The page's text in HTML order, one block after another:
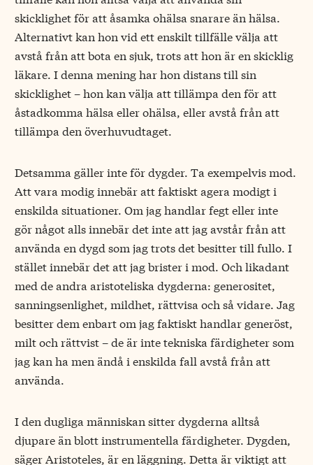
skicklighet för att åsamka ohälsa snarare än hälsa.
Alternativt kan hon vid ett enskilt tillfälle välja att
avstå från att bota en sjuk, trots att hon är en skicklig
läkare. I denna mening har hon distans till sin
skicklighet – hon kan välja att tillämpa den för att
åstadkomma hälsa eller ohälsa, eller avstå från att
tillämpa den överhuvudtaget.
Detsamma gäller inte för dygder. Ta exempelvis mod.
Att vara modig innebär att faktiskt agera modigt i
enskilda situationer. Om jag handlar fegt eller inte
gör något alls innebär det inte att jag avstår från att
använda en dygd som jag trots det besitter till fullo. I
stället innebär det att jag brister i mod. Och likadant
med de andra aristoteliska dygderna: generositet,
sanningsenlighet, mildhet, rättvisa och så vidare. Jag
besitter dem enbart om jag faktiskt handlar generöst,
milt och rättvist – de är inte tekniska färdigheter som
jag kan ha men ändå i enskilda fall avstå från att
använda.
I den dugliga människan sitter dygderna alltså
djupare än blott instrumentella färdigheter. Dygden,
säger Aristoteles, är en läggning. Detta är viktigt att